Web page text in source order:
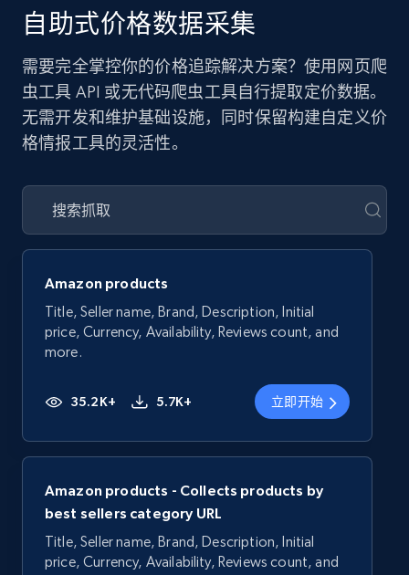
自助式价格数据采集
需要完全掌控你的价格追踪解决方案？使用网页爬
虫工具 API 或无代码爬虫工具自行提取定价数据。
无需开发和维护基础设施，同时保留构建自定义价
格情报工具的灵活性。
Amazon products
Title, Seller name, Brand, Description, Initial
price, Currency, Availability, Reviews count, and
more.
35.2K+ 5.7K+ 立即开始
Amazon products - Collects products by
best sellers category URL
Title, Seller name, Brand, Description, Initial
price, Currency, Availability, Reviews count, and